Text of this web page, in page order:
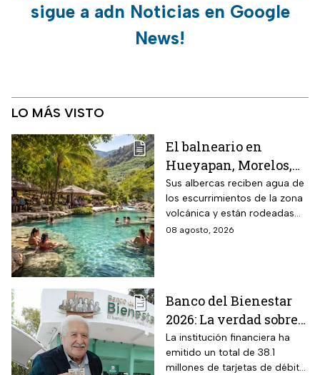
sigue a adn Noticias en Google
News!
LO MÁS VISTO
El balneario en
Hueyapan, Morelos,
que combina albercas
cristalinas con la
naturaleza del volcán
Popocatépetl y cuesta
Sus albercas reciben agua de
los escurrimientos de la zona
volcánica y están rodeadas
de vegetación, áreas verdes y
08 agosto, 2026
Banco del Bienestar
2026: La verdad sobre
entrar a Buró de
Crédito por tenerla
La institución financiera ha
emitido un total de 38.1
millones de tarjetas de débito